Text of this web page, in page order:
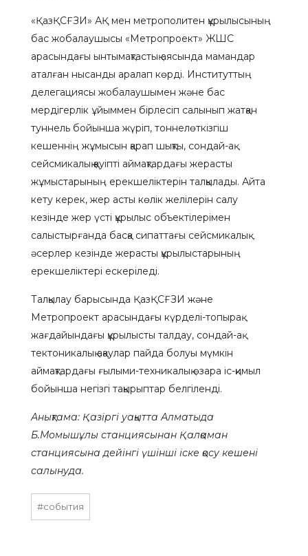
«ҚазҚСҒЗИ» АҚ мен метрополитен құрылысының
бас жобалаушысы «Метропроект» ЖШС
арасындағы ынтымақтастық аясында мамандар
аталған нысанды аралап көрді. Институттың
делегациясы жобалаушымен және бас
мердігерлік ұйыммен бірлесіп салынып жатқан
туннель бойынша жүріп, тоннелөткізгіш
кешеннің жұмысын қарап шықты, сондай-ақ
сейсмикалық қауіпті аймақтардағы жерасты
жұмыстарының ерекшеліктерін талқылады. Айта
кету керек, жер асты көлік желілерін салу
кезінде жер үсті құрылыс объектілерімен
салыстырғанда басқа сипаттағы сейсмикалық
әсерлер кезінде жерасты құрылыстарының
ерекшеліктері ескеріледі.
Талқылау барысында ҚазҚСҒЗИ және
Метропроект арасындағы күрделі-топырақ
жағдайындағы құрылысты талдау, сондай-ақ
тектоникалық ақаулар пайда болуы мүмкін
аймақтардағы ғылыми-техникалық өзара іс-қимыл
бойынша негізгі тақырыптар белгіленді.
Анықтама: Қазіргі уақытта Алматыда
Б.Момышұлы станциясынан Қалқаман
станциясына дейінгі үшінші іске қосу кешені
салынуда.
#события